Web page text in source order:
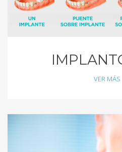
VER MÁS